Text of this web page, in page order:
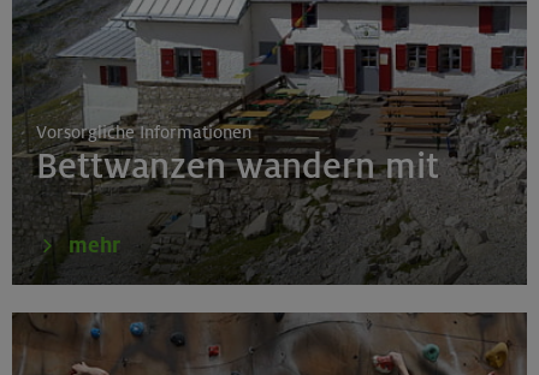
19.08.26
Schnupperkletterkurs indoor
München
19.08.26
Fahrtechnik I - Basic - Kompakt
Vorsorgliche Informationen
Bettwanzen wandern mit
mehr